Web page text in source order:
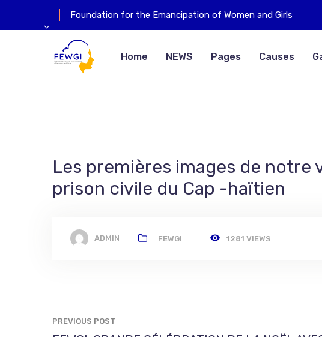
Foundation for the Emancipation of Women and Girls
Home NEWS Pages Causes
Les premières images de notre
prison civile du Cap -haïtien
ADMIN FEWGI 1281 VIEWS
PREVIOUS POST